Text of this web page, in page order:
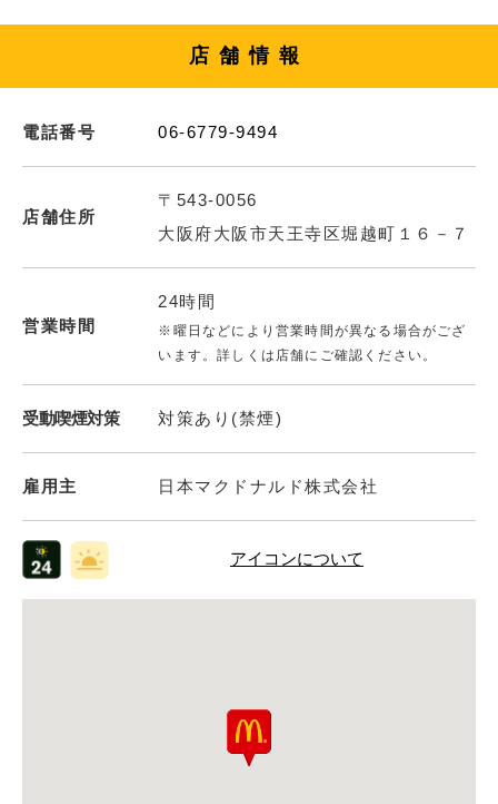
店舗情報
電話番号 06-6779-9494
店舗住所
〒543-0056
大阪府大阪市天王寺区堀越町１６－７
営業時間
24時間
※曜日などにより営業時間が異なる場合がござ
います。詳しくは店舗にご確認ください。
受動喫煙対策 対策あり(禁煙)
雇用主 日本マクドナルド株式会社
アイコンについて